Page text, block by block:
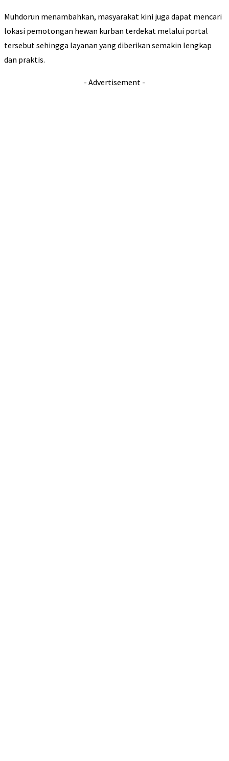
Muhdorun menambahkan, masyarakat kini juga dapat mencari
lokasi pemotongan hewan kurban terdekat melalui portal
tersebut sehingga layanan yang diberikan semakin lengkap
dan praktis.
- Advertisement -